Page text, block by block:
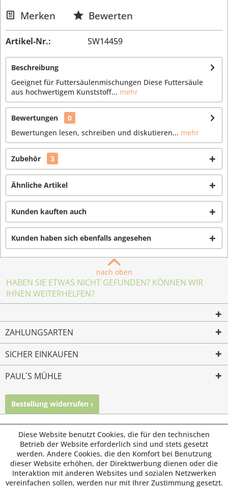
Merken Bewerten
Artikel-Nr.: SW14459
Beschreibung
Geeignet für Futtersäulenmischungen Diese Futtersäule
aus hochwertigem Kunststoff... mehr
Bewertungen
0
Bewertungen lesen, schreiben und diskutieren... mehr
Zubehör 3
Ähnliche Artikel
Kunden kauften auch
Kunden haben sich ebenfalls angesehen
nach oben
HABEN SIE ETWAS NICHT GEFUNDEN? KÖNNEN WIR
IHNEN WEITERHELFEN?
ZAHLUNGSARTEN
SICHER EINKAUFEN
PAUL´S MÜHLE
Bestellung widerrufen ›
© Paul's Mühle | Inhaber: Christof Paul e.K. | Westring 2 |
45659 Recklinghausen
Fax: 02361 -28831 | E-Mail: info@pauls-muehle.de
Diese Website benutzt Cookies, die für den technischen
Betrieb der Website erforderlich sind und stets gesetzt
werden. Andere Cookies, die den Komfort bei Benutzung
dieser Website erhöhen, der Direktwerbung dienen oder die
Interaktion mit anderen Websites und sozialen Netzwerken
vereinfachen sollen, werden nur mit Ihrer Zustimmung gesetzt.